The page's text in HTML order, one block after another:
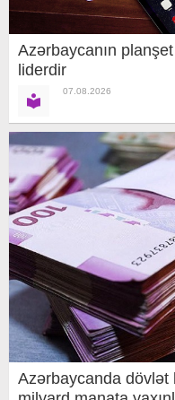
Azərbaycanın
liderdir
07.08.2026
Azərbaycanda dövlət